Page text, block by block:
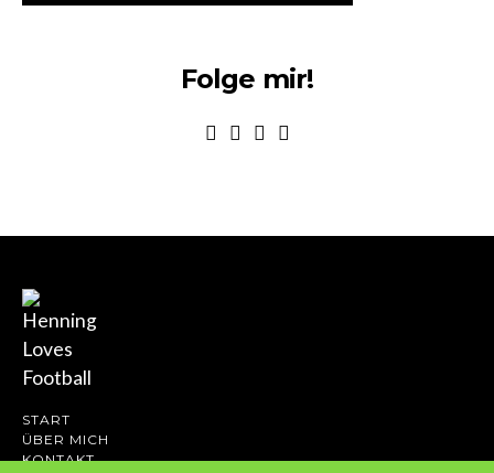
Folge mir!
START
ÜBER MICH
KONTAKT